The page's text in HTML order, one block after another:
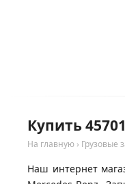
Купить
На главную › Грузовые
Наш интернет